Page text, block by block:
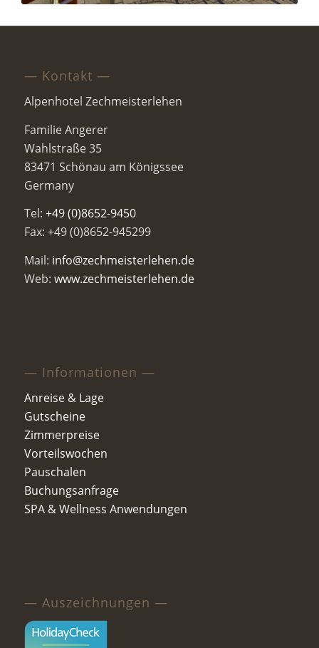
— Kontakt —
Alpenhotel Zechmeisterlehen
Familie Angerer
Wahlstraße 35
83471 Schönau am Königssee
Germany
Tel: +49 (0)8652-9450
Fax: +49 (0)8652-945299
Mail: info@zechmeisterlehen.de
Web: www.zechmeisterlehen.de
— Informationen —
Anreise & Lage
Gutscheine
Zimmerpreise
Vorteilswochen
Pauschalen
Buchungsanfrage
SPA & Wellness Anwendungen
— Auszeichnungen —